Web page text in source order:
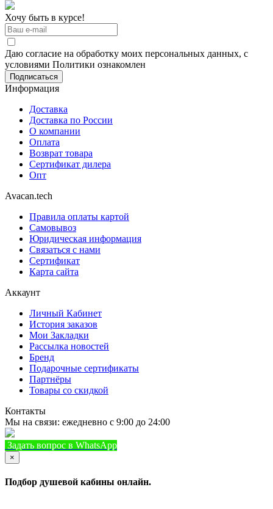
Хочу быть в курсе!
Даю согласие на обработку моих персональных данных, с
условиями Политики ознакомлен
Информация
Доставка
Доставка по России
О компании
Оплата
Возврат товара
Сертификат дилера
Опт
Avacan.tech
Правила оплаты картой
Самовывоз
Юридическая информация
Связаться с нами
Сертификат
Карта сайта
Аккаунт
Личный Кабинет
История заказов
Мои Закладки
Рассылка новостей
Бренд
Подарочные сертификаты
Партнёры
Товары со скидкой
Контакты
Мы на связи: ежедневно с 9:00 до 24:00
Задать вопрос в WhatsApp
×
Подбор душевой кабины онлайн.